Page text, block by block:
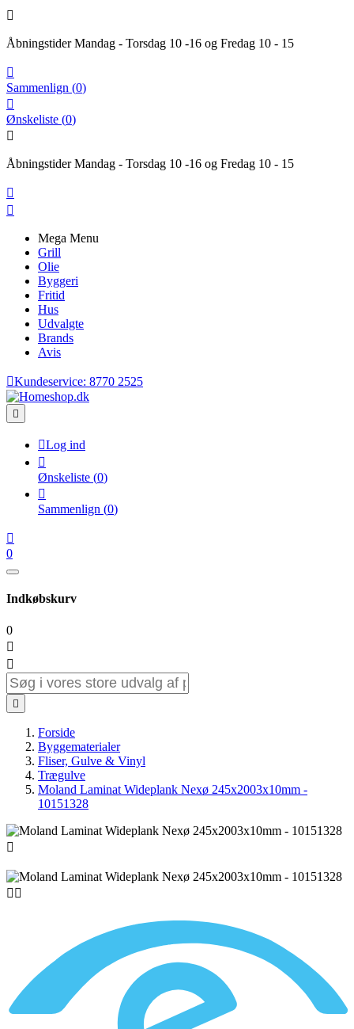

Åbningstider Mandag - Torsdag 10 -16 og Fredag 10 - 15

Sammenlign (0)

Ønskeliste (0)

Åbningstider Mandag - Torsdag 10 -16 og Fredag 10 - 15


Mega Menu
Grill
Olie
Byggeri
Fritid
Hus
Udvalgte
Brands
Avis
Kundeservice: 8770 2525

Log ind

Ønskeliste (0)

Sammenlign (0)

0
Indkøbskurv
0



Forside
Byggematerialer
Fliser, Gulve & Vinyl
Trægulve
Moland Laminat Wideplank Nexø 245x2003x10mm -
10151328

 